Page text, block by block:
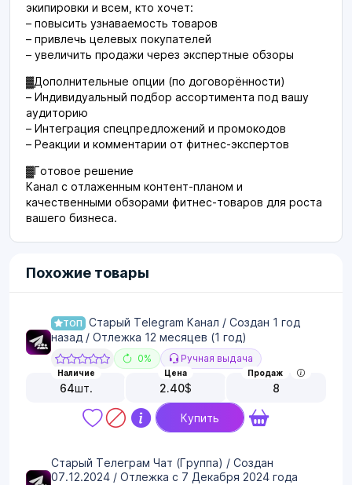
экипировки и всем, кто хочет:
– повысить узнаваемость товаров
– привлечь целевых покупателей
– увеличить продажи через экспертные обзоры
▓Дополнительные опции (по договорённости)
– Индивидуальный подбор ассортимента под вашу
аудиторию
– Интеграция спецпредложений и промокодов
– Реакции и комментарии от фитнес-экспертов
▓Готовое решение
Канал с отлаженным контент-планом и
качественными обзорами фитнес-товаров для роста
вашего бизнеса.
Похожие товары
ТОП
Старый Telegram Канал / Создан 1 год
назад / Отлежка 12 месяцев (1 год)
0% Ручная выдача
Наличие
64шт.
Цена
2.40$
Продаж
8
Купить
Старый Телеграм Чат (Группа) / Создан
07.12.2024 / Отлежка с 7 Декабря 2024 года